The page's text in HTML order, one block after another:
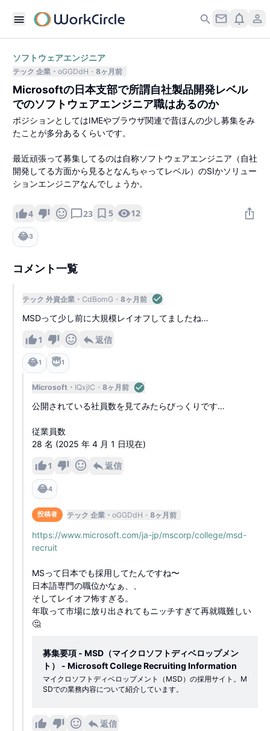
ソフトウェアエンジニア
テック 企業 oGGDdH 8ヶ月前
Microsoftの日本支部で所謂自社製品開発レベル
でのソフトウェアエンジニア職はあるのか
ポジションとしてはIMEやブラウザ関連で昔ほんの少し募集をみ
たことが多分あるくらいです。
最近頑張って募集してるのは自称ソフトウェアエンジニア（自社
開発してる方面から見るとなんちゃってレベル）のSIかソリュー
ションエンジニアなんでしょうか。
4 23 5 12
😂3
コメント一覧
テック 外資企業 CdBomG 8ヶ月前
MSDって少し前に大規模レイオフしてましたね…
1 返信
😂1 😇1
Microsoft IQxjlC 8ヶ月前
公開されている社員数を見てみたらびっくりです…
従業員数
28 名 (2025 年 4 月 1 日現在)
1 返信
😂4
投稿者 テック 企業 oGGDdH 8ヶ月前
https://www.microsoft.com/ja-jp/mscorp/college/msd-
recruit
MSって日本でも採用してたんですね〜
日本語専門の職位かなぁ、、
そしてレイオフ怖すぎる。
年取って市場に放り出されてもニッチすぎて再就職難しい
🤔
募集要項 - MSD（マイクロソフトディベロップメン
ト） - Microsoft College Recruiting Information
マイクロソフトディベロップメント（MSD）の採用サイト。M
SDでの業務内容について紹介しています。
返信